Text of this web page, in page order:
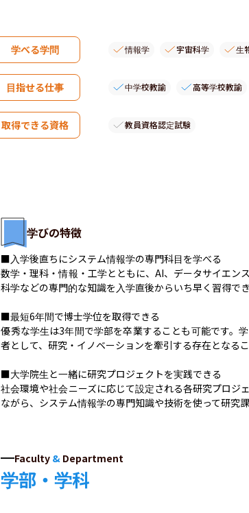
学べる学問 情報学 宇宙科学 生
目指せる仕事 中学校教諭 高等学校教諭
取得できる資格 教員資格認定試験
学びの特徴
■入学後直ちにシステム情報学の専門科目を学べる
数学・理科・情報・工学とともに、AI、データサイエン
科学などの専門的な知識を入学直後からいち早く習得でき
■最短6年間で博士学位を取得できる
優秀な学生は3年間で学部を卒業することも可能です。
者として、研究・イノベーションを牽引する存在となるこ
■大学院生と一緒に研究プロジェクトを実践できる
社会環境や社会ニーズに応じて設定される各研究プロ
ながら、システム情報学の専門知識や技術を使って研究
Faculty & Department
学部・学科